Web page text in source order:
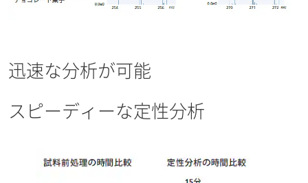
迅速な分析が可能
スピーディーな定性分析